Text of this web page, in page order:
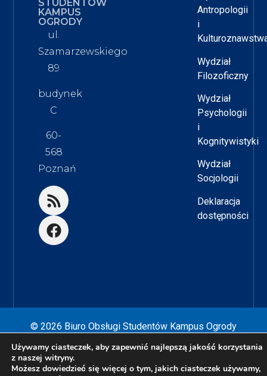
STUDENTÓW
KAMPUS
OGRODY
ul.
Szamarzewskiego
89
budynek
C
60-
568
Poznań
Antropologii
i
Wydział
Filozoficzny
Wydział
Psychologii
i
Kognitywistyki
Wydział
Socjologii
Deklaracja
dostępności
© 2026 Biuro Obsługi Studentów Kampus Ogrody
Zaprojektowane przez Nikodem Kałek
Używamy ciasteczek, aby zapewnić najlepszą jakość korzystania
z naszej witryny.
Możesz dowiedzieć się więcej o tym, jakich ciasteczek używamy,